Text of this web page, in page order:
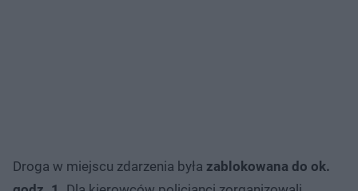
Droga w miejscu zdarzenia była zablokowana do ok.